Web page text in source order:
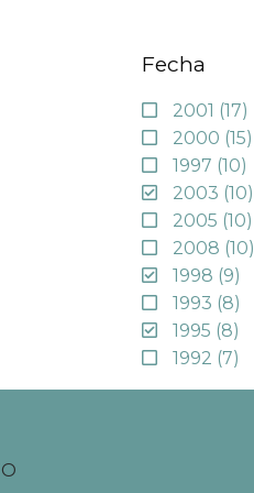
Fecha
2001 (17)
2000 (15)
1997 (10)
2003 (10)
2005 (10)
2008 (10)
1998 (9)
1993 (8)
1995 (8)
1992 (7)